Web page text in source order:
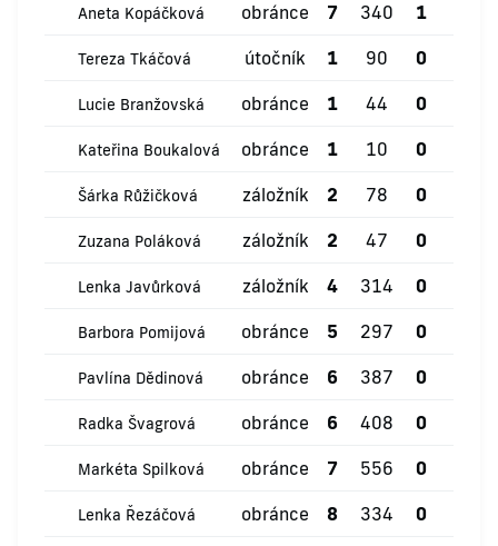
Aneta Kopáčková obránce 7 340 1
Tereza Tkáčová útočník 1 90 0
Lucie Branžovská obránce 1 44 0
Kateřina Boukalová obránce 1 10 0
Šárka Růžičková záložník 2 78 0
Zuzana Poláková záložník 2 47 0
Lenka Javůrková záložník 4 314 0
Barbora Pomijová obránce 5 297 0
Pavlína Dědinová obránce 6 387 0
Radka Švagrová obránce 6 408 0
Markéta Spilková obránce 7 556 0
Lenka Řezáčová obránce 8 334 0